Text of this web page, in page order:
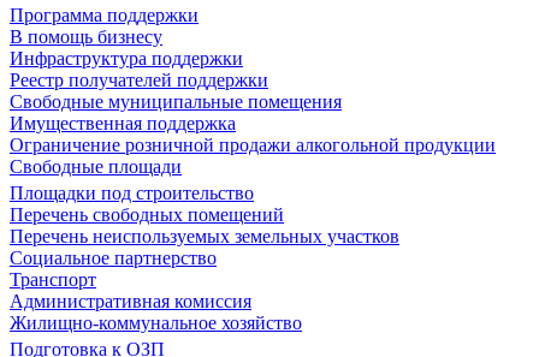
Программа поддержки
В помощь бизнесу
Инфраструктура поддержки
Реестр получателей поддержки
Свободные муниципальные помещения
Имущественная поддержка
Ограничение розничной продажи алкогольной продукции
Свободные площади
Площадки под строительство
Перечень свободных помещений
Перечень неиспользуемых земельных участков
Социальное партнерство
Транспорт
Административная комиссия
Жилищно-коммунальное хозяйство
Подготовка к ОЗП